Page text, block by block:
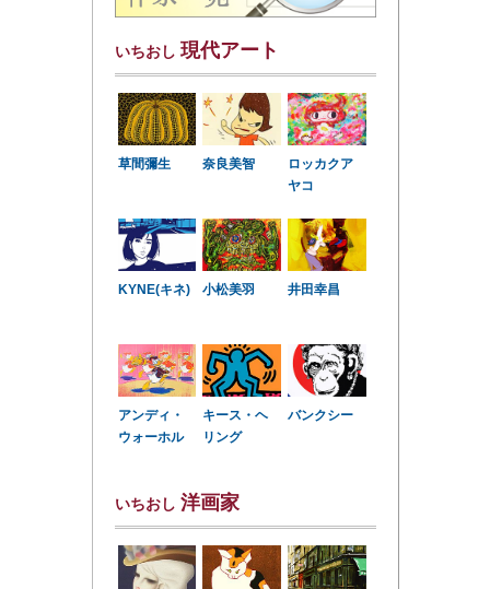
いちおし 現代アート
草間彌生 奈良美智
ロッカクア
ヤコ
KYNE(キネ) 小松美羽 井田幸昌
アンディ・
ウォーホル
キース・ヘ
リング
バンクシー
いちおし 洋画家